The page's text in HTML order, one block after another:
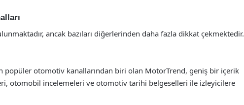
ancak bazıları diğerlerinden daha fazla dikkat çekmektedir.
popüler otomotiv kanallarından biri olan MotorTrend, geniş bir içerik
otomobil incelemeleri ve otomotiv tarihi belgeselleri ile izleyicilere